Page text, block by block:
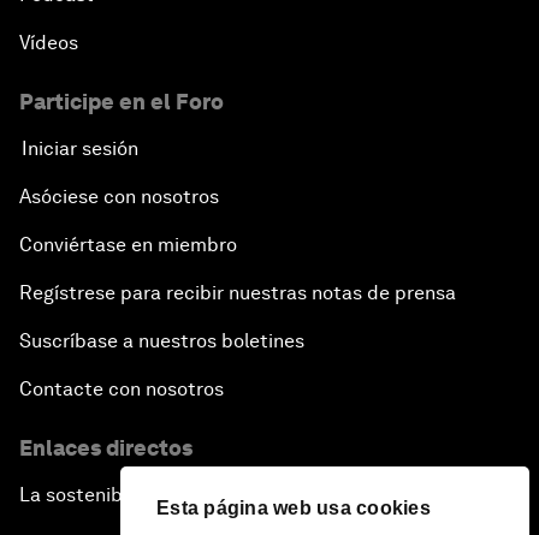
Esta página web usa cookies
Vídeos
Participe en el Foro
Iniciar sesión
Asóciese con nosotros
Conviértase en miembro
Regístrese para recibir nuestras notas de prensa
Suscríbase a nuestros boletines
Contacte con nosotros
Enlaces directos
La sostenibilidad en el Foro